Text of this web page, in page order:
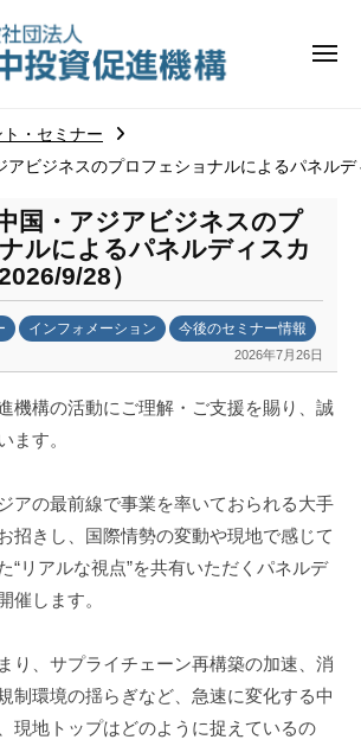
メ
ト・セミナー
アビジネスのプロフェショナルによるパネル
国・アジアビジネスのプ
ルによるパネルディスカ
9/28）
インフォメーション 今後のセミナー情報
2026年7月26日
機構の活動にご理解・ご支援を賜り、誠
ます。
アの最前線で事業を率いておられる大手
招きし、国際情勢の変動や現地で感じて
“リアルな視点”を共有いただくパネルデ
催します。
り、サプライチェーン再構築の加速、消
制環境の揺らぎなど、急速に変化する中
現地トップはどのように捉えているの